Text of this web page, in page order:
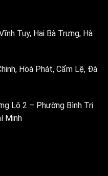
Tuy, Hai Bà Trưng, Hà
Hoà Phát, Cẩm Lệ, Đà
Lộ 2 – Phường Bình Trị
Minh